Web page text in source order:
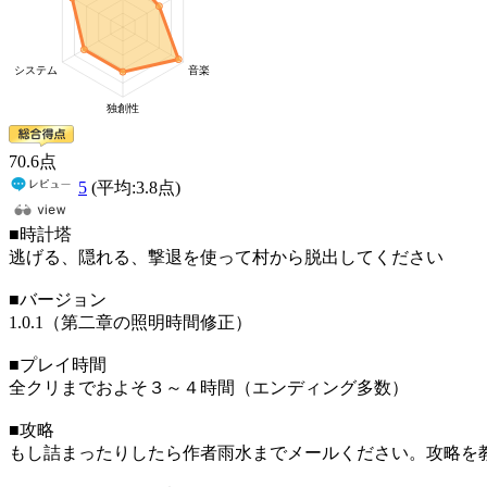
70.6点
5 (平均:3.8点)
■時計塔
逃げる、隠れる、撃退を使って村から脱出してください
■バージョン
1.0.1（第二章の照明時間修正）
■プレイ時間
全クリまでおよそ３～４時間（エンディング多数）
■攻略
もし詰まったりしたら作者雨水までメールください。攻略を